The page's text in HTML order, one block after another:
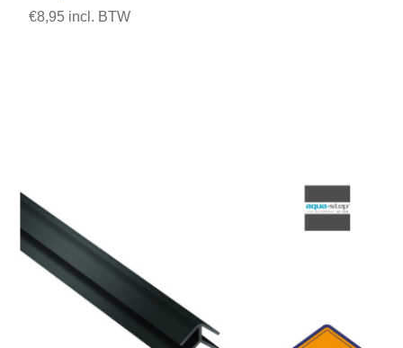
€8,95 incl. BTW